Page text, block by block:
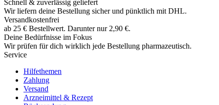
Schnell & zuverlässig geliefert
Wir liefern deine Bestellung sicher und pünktlich mit DHL.
Versandkostenfrei
ab 25 € Bestellwert. Darunter nur 2,90 €.
Deine Bedürfnisse im Fokus
Wir prüfen für dich wirklich jede Bestellung pharmazeutisch.
Service
Hilfethemen
Zahlung
Versand
Arzneimittel & Rezept